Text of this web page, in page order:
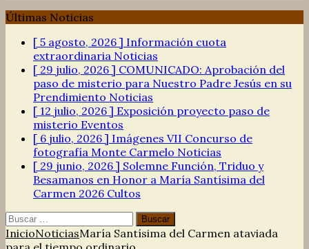
Últimas Noticias
[ 5 agosto, 2026 ] Información cuota
extraordinaria Noticias
[ 29 julio, 2026 ] COMUNICADO: Aprobación del
paso de misterio para Nuestro Padre Jesús en su
Prendimiento Noticias
[ 12 julio, 2026 ] Exposición proyecto paso de
misterio Eventos
[ 6 julio, 2026 ] Imágenes VII Concurso de
fotografía Monte Carmelo Noticias
[ 29 junio, 2026 ] Solemne Función, Triduo y
Besamanos en Honor a María Santísima del
Carmen 2026 Cultos
Buscar:
InicioNoticiasMaría Santísima del Carmen ataviada